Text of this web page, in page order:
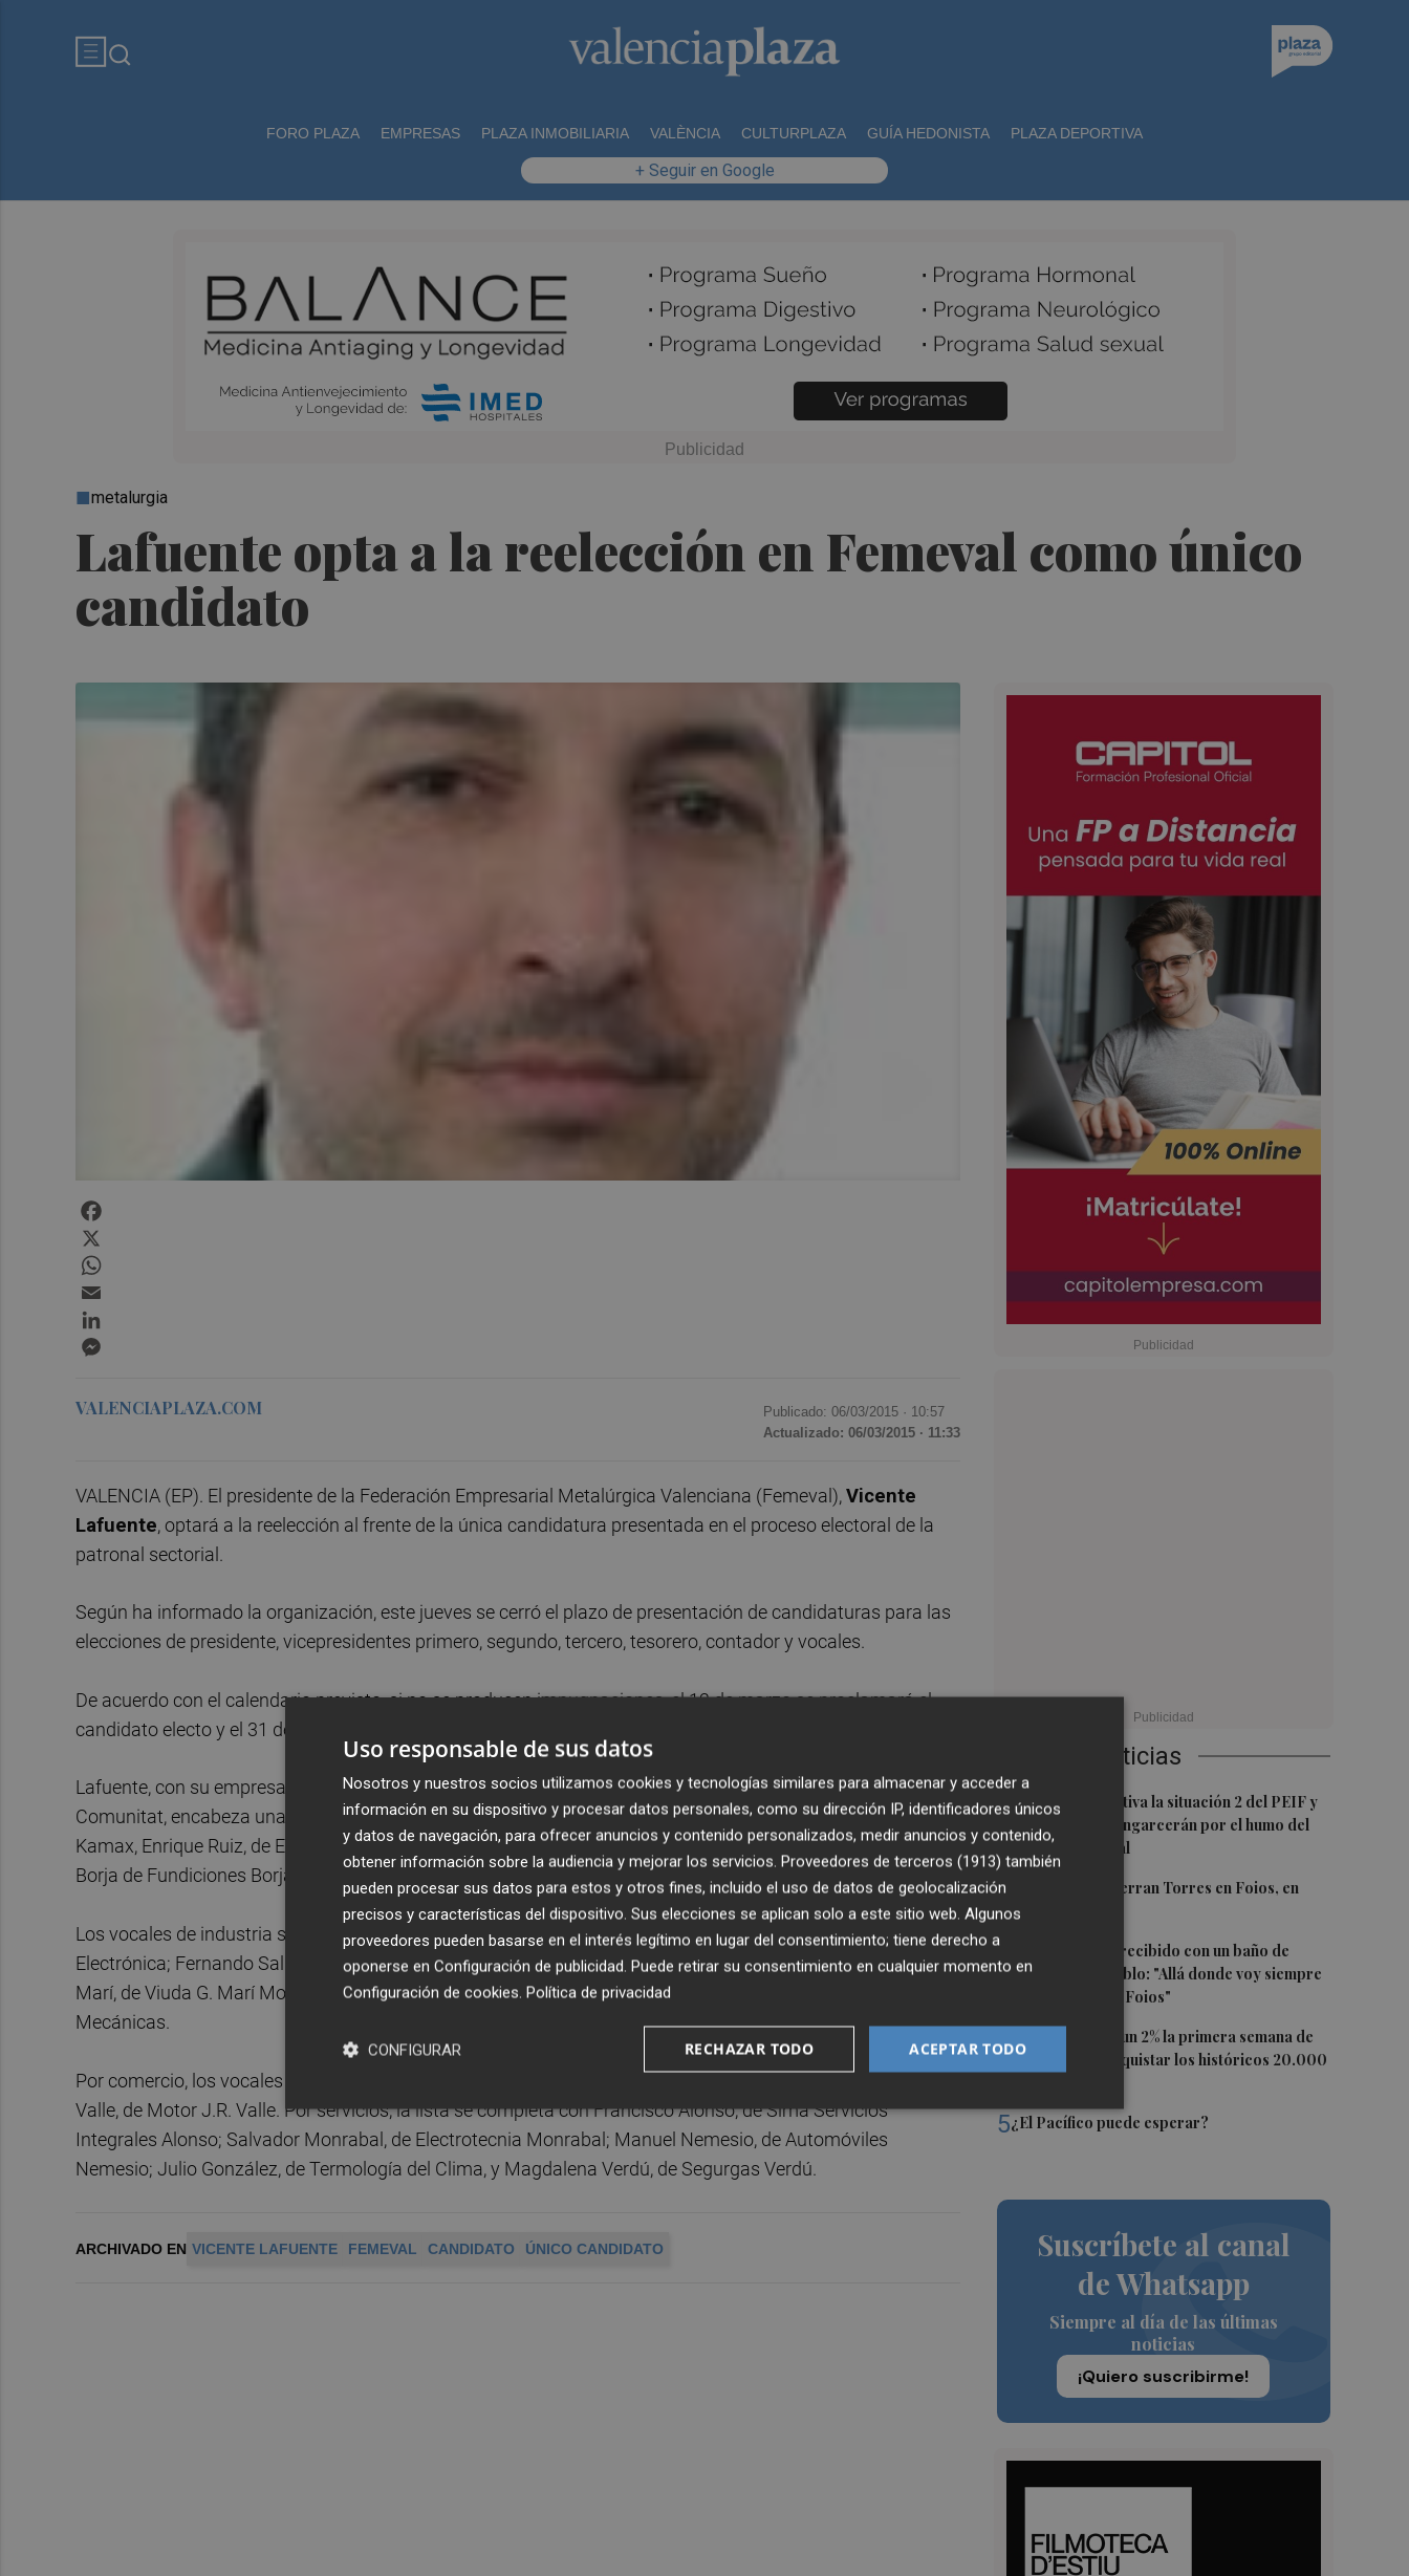
FORO PLAZA EMPRESAS PLAZA INMOBILIARIA VALÈNCIA CULTURPLAZA GUÍA HEDONISTA PLAZA DEPORTIVA
+ Seguir en Google
Lafuente opta a la reelección en Femeval como único
candidato
metalurgia
Últimas Noticias
1 Emergencias activa la situación 2 del PEIF y
confina Sierra Engarcerán por el humo del
incendio forestal
2
El homenaje a Ferran Torres en Foios, en
imágenes
3
Ferran Torres, recibido con un baño de
masas en su pueblo: "Allá donde voy siempre
digo que soy de Foios"
4 El Ibex 35 sube un 2% la primera semana de
agosto tras conquistar los históricos 20.000
5¿El Pacífico puede esperar?
Suscríbete al canal
de Whatsapp
Siempre al día de las últimas
noticias
¡Quiero suscribirme!
VALENCIAPLAZA.COM Publicado: 06/03/2015 · 10:57
Actualizado: 06/03/2015 · 11:33
VALENCIA (EP). El presidente de la Federación Empresarial Metalúrgica Valenciana (Femeval),Vicente
Lafuente, optará a la reelección al frente de la única candidatura presentada en el proceso electoral de la
patronal sectorial.
Según ha informado la organización, este jueves se cerró el plazo de presentación de candidaturas para las
elecciones de presidente, vicepresidentes primero, segundo, tercero, tesorero, contador y vocales.
De acuerdo con el calendario previsto, si no se producen impugnaciones, el 12 de marzo se proclamará el
candidato electo y el 31 de marzo se celebrarán las elecciones.
Lafuente, con su empresa Protecmet, y presidente desde 2005 de la mayor patronal sectorial de la
Comunitat, encabeza una lista en la que le acompañan, como vicepresidentes, Juan Carlos Mena, de
Kamax, Enrique Ruiz, de Electrotecnia Rugar, y José Luis Beltrán, de Coinfer, S. Coop. Como tesorero, Vicente
Borja de Fundiciones Borja, y Juan Orts, de Martínez y Orts, como contador.
Los vocales de industria son Cecilio Álvarez, de Tenneco Automotive Ibérica; Mónica Gil, de Fermax
Electrónica; Fernando Saludes, de Industrias Saludes; Joaquín Mínguez, de Mecanizados; Antonio Jorge
Marí, de Viuda G. Marí Montañana; Fernando Gastaldo, de Factor, y Juan Pla, de Lidem Construcciones
Mecánicas.
Por comercio, los vocales son Joaquín García, de Aydai; Adolfo Carsí, de José Luis Carsí; y José Ramón
Valle, de Motor J.R. Valle. Por servicios, la lista se completa con Francisco Alonso, de Sima Servicios
Integrales Alonso; Salvador Monrabal, de Electrotecnia Monrabal; Manuel Nemesio, de Automóviles
Nemesio; Julio González, de Termología del Clima, y Magdalena Verdú, de Segurgas Verdú.
ARCHIVADO EN VICENTE LAFUENTE FEMEVAL CANDIDATO ÚNICO CANDIDATO
Uso responsable de sus datos
Nosotros y nuestros socios utilizamos cookies y tecnologías similares para almacenar y acceder a
información en su dispositivo y procesar datos personales, como su dirección IP, identificadores únicos
y datos de navegación, para ofrecer anuncios y contenido personalizados, medir anuncios y contenido,
obtener información sobre la audiencia y mejorar los servicios. Proveedores de terceros (1913) también
pueden procesar sus datos para estos y otros fines, incluido el uso de datos de geolocalización
precisos y características del dispositivo. Sus elecciones se aplican solo a este sitio web. Algunos
proveedores pueden basarse en el interés legítimo en lugar del consentimiento; tiene derecho a
oponerse en Configuración de publicidad. Puede retirar su consentimiento en cualquier momento en
Configuración de cookies. Política de privacidad
ACEPTAR TODO
RECHAZAR TODO
CONFIGURAR